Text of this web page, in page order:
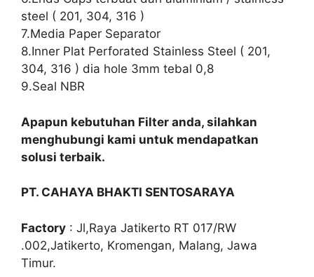
steel ( 201, 304, 316 )
7.Media Paper Separator
8.Inner Plat Perforated Stainless Steel ( 201,
304, 316 ) dia hole 3mm tebal 0,8
9.Seal NBR
Apapun kebutuhan Filter anda, silahkan
menghubungi kami untuk mendapatkan
solusi terbaik.
PT. CAHAYA BHAKTI SENTOSARAYA
Factory : Jl,Raya Jatikerto RT 017/RW
.002,Jatikerto, Kromengan, Malang, Jawa
Timur.